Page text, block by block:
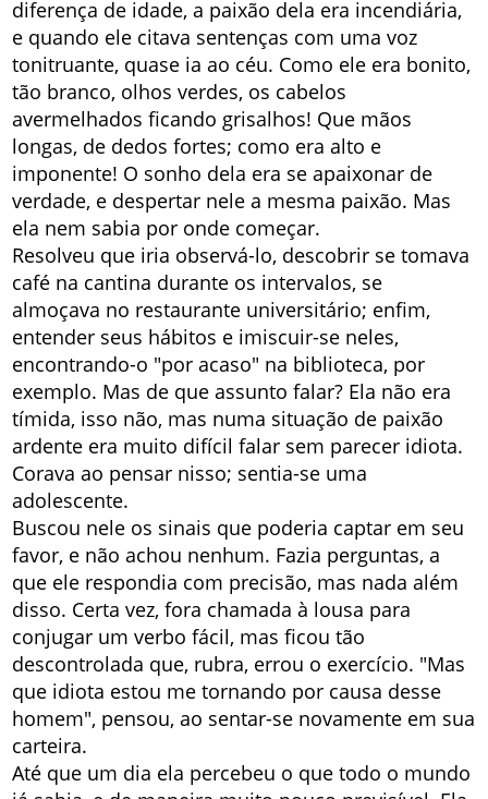
diferença de idade, a paixão dela era incendiária,
e quando ele citava sentenças com uma voz
tonitruante, quase ia ao céu. Como ele era bonito,
tão branco, olhos verdes, os cabelos
avermelhados ficando grisalhos! Que mãos
longas, de dedos fortes; como era alto e
imponente! O sonho dela era se apaixonar de
verdade, e despertar nele a mesma paixão. Mas
ela nem sabia por onde começar.
Resolveu que iria observá-lo, descobrir se tomava
café na cantina durante os intervalos, se
almoçava no restaurante universitário; enfim,
entender seus hábitos e imiscuir-se neles,
encontrando-o "por acaso" na biblioteca, por
exemplo. Mas de que assunto falar? Ela não era
tímida, isso não, mas numa situação de paixão
ardente era muito difícil falar sem parecer idiota.
Corava ao pensar nisso; sentia-se uma
adolescente.
Buscou nele os sinais que poderia captar em seu
favor, e não achou nenhum. Fazia perguntas, a
que ele respondia com precisão, mas nada além
disso. Certa vez, fora chamada à lousa para
conjugar um verbo fácil, mas ficou tão
descontrolada que, rubra, errou o exercício. "Mas
que idiota estou me tornando por causa desse
homem", pensou, ao sentar-se novamente em sua
carteira.
Até que um dia ela percebeu o que todo o mundo